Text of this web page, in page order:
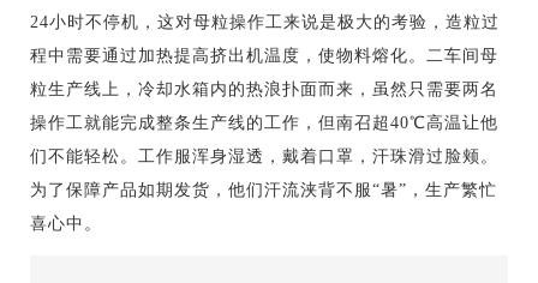
24小时不停机，这对母粒操作工来说是极大的考验，造粒过
程中需要通过加热提高挤出机温度，使物料熔化。二车间母
粒生产线上，冷却水箱内的热浪扑面而来，虽然只需要两名
操作工就能完成整条生产线的工作，但南召超40℃高温让他
们不能轻松。工作服浑身湿透，戴着口罩，汗珠滑过脸颊。
为了保障产品如期发货，他们汗流浃背不服“暑”，生产繁忙
喜心中。